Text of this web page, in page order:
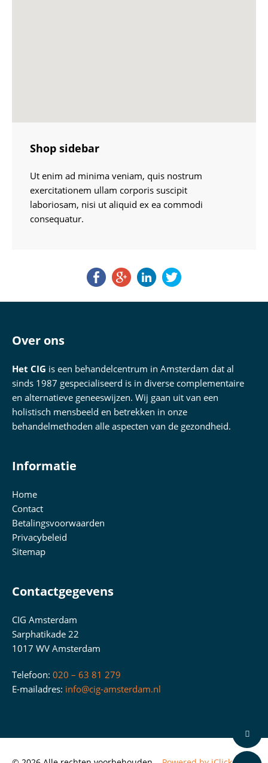
Shop sidebar
Ut enim ad minima veniam, quis nostrum
exercitationem ullam corporis suscipit
laboriosam, nisi ut aliquid ex ea commodi
consequatur.
Over ons
Het CIG is een behandelcentrum in Amsterdam dat al
sinds 1987 gespecialiseerd is in diverse complementaire
en alternatieve geneeswijzen. Wij gaan uit van een
holistisch mensbeeld en betrekken in onze
behandelmethoden alle aspecten van de gezondheid.
Informatie
Home
Contact
Betalingsvoorwaarden
Privacybeleid
Sitemap
Contactgegevens
CIG Amsterdam
Sarphatikade 22
1017 WV Amsterdam
Telefoon: 020 – 63 81 279
E-mailadres: info@cig-amsterdam.nl